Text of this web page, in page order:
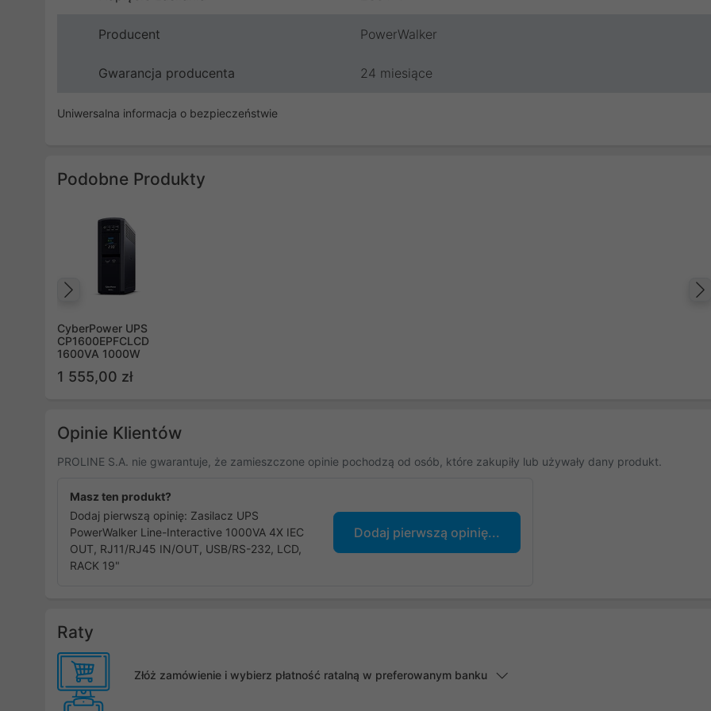
Producent PowerWalker
Gwarancja producenta 24 miesiące
Uniwersalna informacja o bezpieczeństwie
Podobne Produkty
CyberPower UPS
CP1600EPFCLCD
1600VA 1000W
1 555,00 zł
Opinie Klientów
PROLINE S.A. nie gwarantuje, że zamieszczone opinie pochodzą od osób, które zakupiły lub używały dany produkt.
Masz ten produkt?
Dodaj pierwszą opinię: Zasilacz UPS
PowerWalker Line-Interactive 1000VA 4X IEC
OUT, RJ11/RJ45 IN/OUT, USB/RS-232, LCD,
RACK 19"
Dodaj pierwszą opinię...
Raty
Złóż zamówienie i wybierz płatność ratalną w preferowanym banku